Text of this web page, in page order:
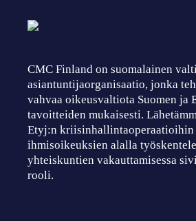
CMC Finland on suomalainen
asiantuntijaorganisaatio, jonka
vahvaa oikeusvaltiota Suomen
tavoitteiden mukaisesti.
Etyj:n kriisinhallintaoperaatioihin
ihmisoikeuksien alalla
yhteiskuntien vakauttamisessa
rooli.